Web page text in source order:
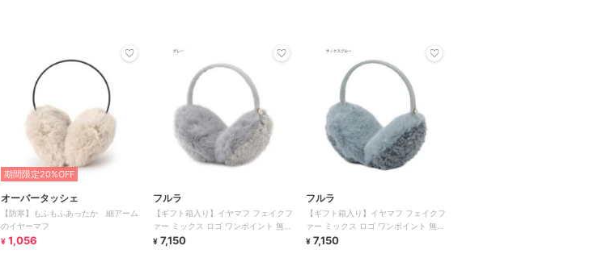
期間限定20%OFF
オーバータッシェ
【防寒】もふもふあったか 細アーム
のイヤーマフ
¥ 1,056
フルラ
【ギフト箱入り】イヤマフ フェイクフ
ァー ミックス ロゴ ワンポイント 無地
コンパクト
¥ 7,150
フルラ
【ギフト箱入り】イヤマフ フェイクフ
ァー ミックス ロゴ ワンポイント 無地
コンパクト
¥ 7,150